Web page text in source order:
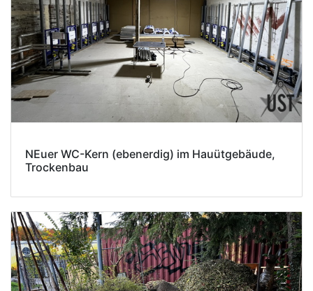
NEuer WC-Kern (ebenerdig) im Hauütgebäude,
Trockenbau